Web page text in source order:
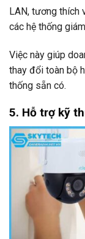
LAN, tương thích
các hệ thống
Việc này giúp
thay đổi toàn bộ
thống sẵn có.
5. Hỗ trợ kỹ